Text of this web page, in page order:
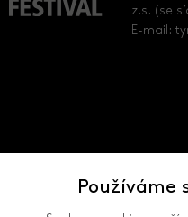
z.s. (se
E-mail:
Používáme